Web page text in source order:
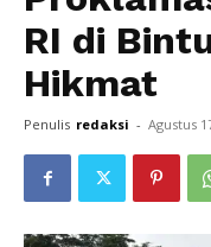
RI di
Hikmat
Penulis redaksi - Agustus